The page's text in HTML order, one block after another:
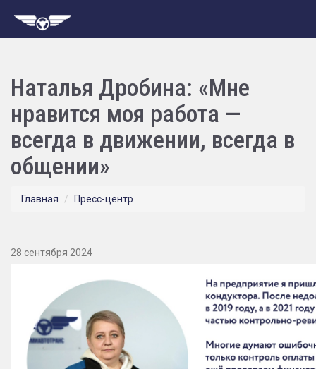
Наталья Дробина: «Мне
нравится моя работа —
всегда в движении, всегда в
общении»
Главная Пресс-центр
28 сентября 2024